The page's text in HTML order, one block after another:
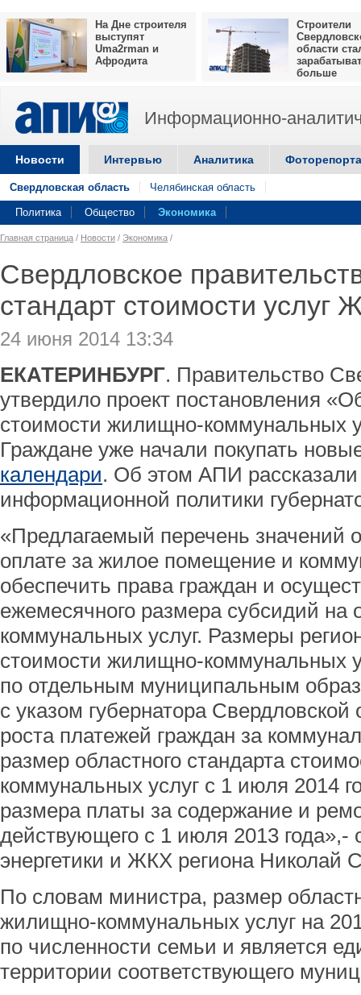
На Дне строителя
выступят
Uma2rman и
Афродита
Строители
области
больше
Информационно-
Новости Интервью Аналитика
Свердловская область Челябинская область
Политика Общество Экономика
Главная страница / Новости / Экономика /
Свердловское
стандарт стоимости услуг
24 июня 2014 13:34
ЕКАТЕРИНБУРГ. Правительство
утвердило проект постановления
стоимости жилищно-коммунальных
Граждане уже начали покупать
календари. Об этом АПИ
информационной политики
«Предлагаемый перечень значений
оплате за жилое помещение и
обеспечить права граждан и
ежемесячного размера субсидий на
коммунальных услуг. Размеры
стоимости жилищно-коммунальных
по отдельным муниципальным
с указом губернатора
роста платежей граждан за
размер областного стандарта
коммунальных услуг с 1 июля 2014
размера платы за содержание и
действующего с 1 июля 2013 года»,-
энергетики и ЖКХ региона Николай
По словам министра, размер
жилищно-коммунальных услуг на
по численности семьи и является
территории соответствующего